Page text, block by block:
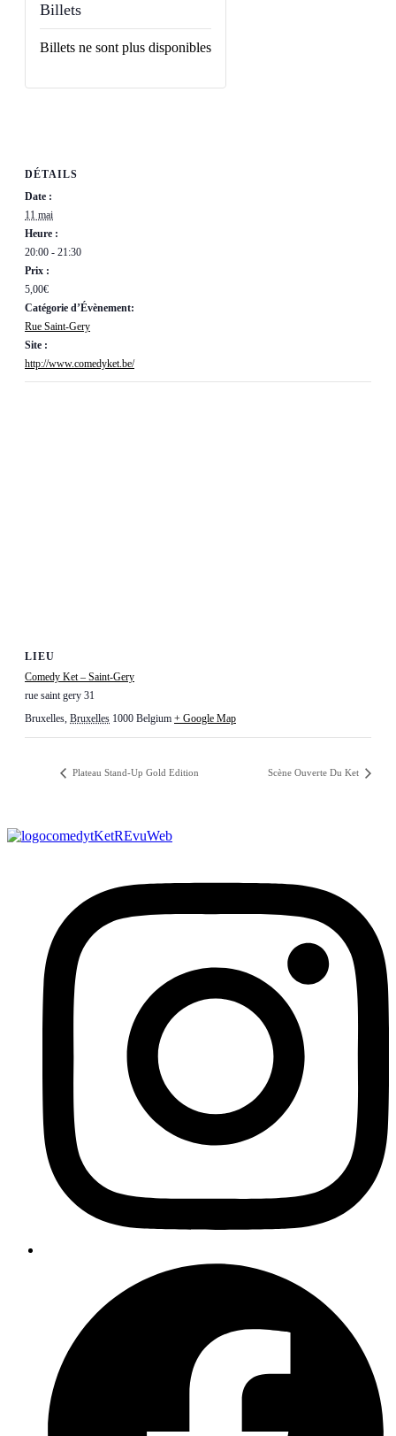
DÉTAILS
Date :
11 mai
Heure :
20:00 - 21:30
Prix :
5,00€
Catégorie d’Évènement:
Rue Saint-Gery
Site :
http://www.comedyket.be/
LIEU
Comedy Ket – Saint-Gery
rue saint gery 31
Bruxelles, Bruxelles 1000 Belgium + Google Map
Billets
Billets ne sont plus disponibles
Plateau Stand-Up Gold Edition Scène Ouverte Du Ket